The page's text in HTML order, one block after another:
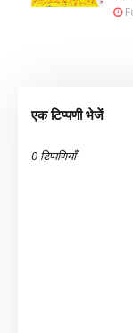
एक टिप्पणी भेजें
0 टिप्पणियाँ